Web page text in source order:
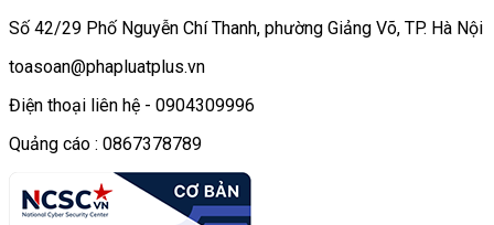
Số 42/29 Phố Nguyễn Chí Thanh, phường Giảng Võ, TP. Hà Nội
toasoan@phapluatplus.vn
Điện thoại liên hệ - 0904309996
Quảng cáo : 0867378789